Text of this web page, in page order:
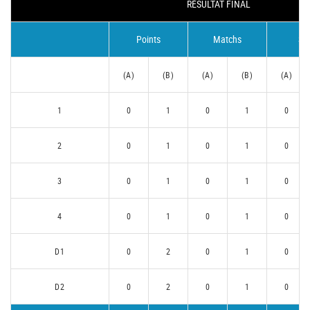
RÉSULTAT FINAL
Points Matchs
(A) (B) (A) (B) (A)
1 0 1 0 1 0
2 0 1 0 1 0
3 0 1 0 1 0
4 0 1 0 1 0
D1 0 2 0 1 0
D2 0 2 0 1 0